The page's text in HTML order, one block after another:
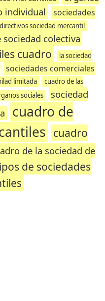
individual
sociedades
sociedad mercantil
colectiva
cuadro
la sociedad
sociedades comerciales
limitada
cuadro de las
sociales
sociedad
cuadro de
cuadro
de la sociedad de
de sociedades